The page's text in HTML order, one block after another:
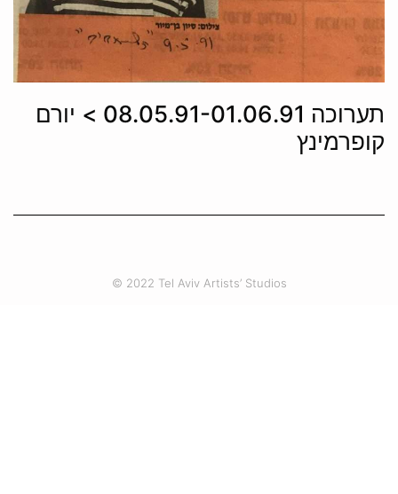
תערוכה 08.05.91-01.06.91 > יורם
קופרמינץ
© 2022 Tel Aviv Artists’ Studios